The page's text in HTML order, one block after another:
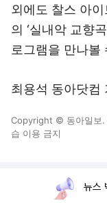
외에도 찰스 아이
의 ‘실내악 교향
로그램을 만나볼
최용석 동아닷
Copyright © 동아일보.
습 이용 금지
뉴스